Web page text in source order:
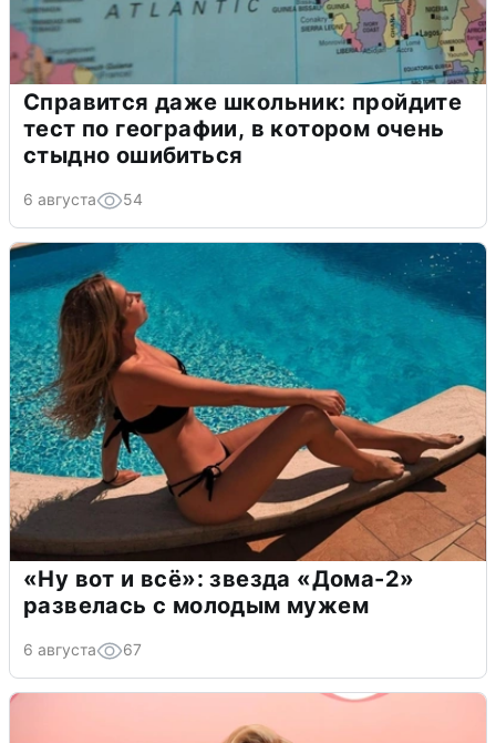
Справится даже школьник: пройдите
тест по географии, в котором очень
стыдно ошибиться
6 августа 54
«Ну вот и всё»: звезда «Дома-2»
развелась с молодым мужем
6 августа 67